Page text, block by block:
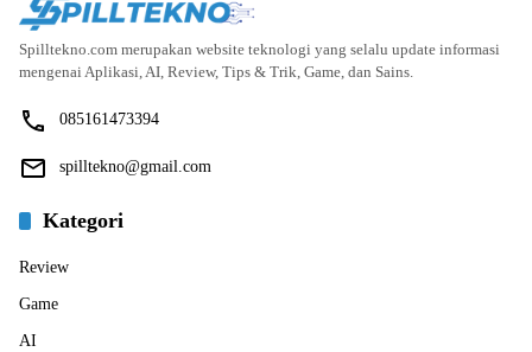
Spilltekno.com merupakan website teknologi yang selalu update informasi
mengenai Aplikasi, AI, Review, Tips & Trik, Game, dan Sains.
085161473394
spilltekno@gmail.com
Kategori
Review
Game
AI